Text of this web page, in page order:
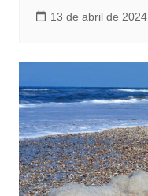
13 de abril de 2024